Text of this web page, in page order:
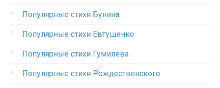
Популярные стихи Бунина
Популярные стихи Евтушенко
Популярные стихи Гумилева
Популярные стихи Рождественского